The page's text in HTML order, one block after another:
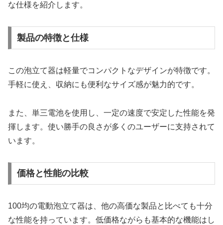
な仕様を紹介します。
製品の特徴と仕様
この泡立て器は軽量でコンパクトなデザインが特徴です。
手軽に使え、収納にも便利なサイズ感が魅力的です。
また、単三電池を使用し、一定の速度で安定した性能を発
揮します。使い勝手の良さが多くのユーザーに支持されて
います。
価格と性能の比較
100均の電動泡立て器は、他の高価な製品と比べても十分
な性能を持っています。低価格ながらも基本的な機能はし